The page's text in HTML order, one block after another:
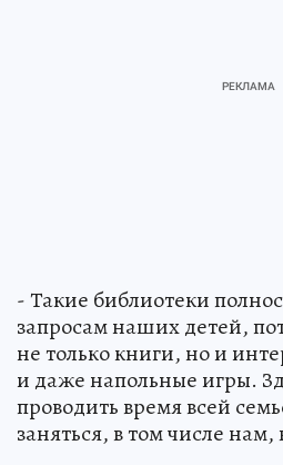
- Такие библиотеки
запросам наших детей,
не только книги, но и
и даже напольные игры.
проводить время всей
заняться, в том числе нам,